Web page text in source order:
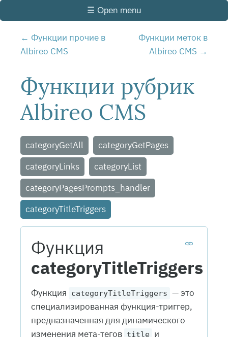
☰ Open menu
Функции прочие в
Albireo CMS
Функции меток в
Albireo CMS
Функции рубрик
Albireo CMS
categoryGetAll
categoryGetPages
categoryLinks
categoryList
categoryPagesPrompts_handler
categoryTitleTriggers
Функция
categoryTitleTriggers
Функция categoryTitleTriggers — это
специализированная функция-триггер,
предназначенная для динамического
изменения мета-тегов title и